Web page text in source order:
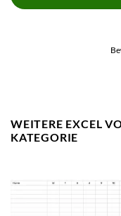
WEITERE EXCEL
KATEGORIE